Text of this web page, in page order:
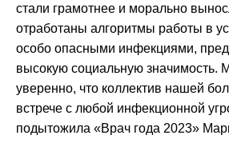
стали грамотнее и морально
отработаны алгоритмы работы в
особо опасными инфекциями,
высокую социальную значимость.
уверенно, что коллектив нашей
встрече с любой инфекционной
подытожила «Врач года 2023»